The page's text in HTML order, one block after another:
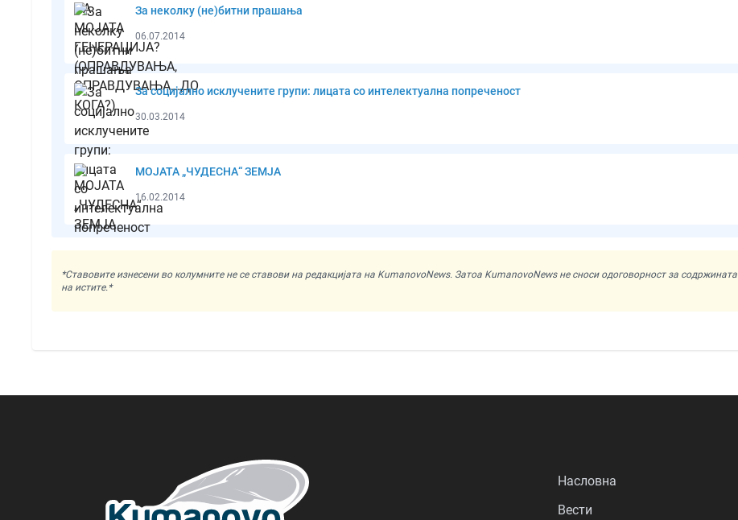
За неколку (не)битни прашања
06.07.2014
За социјално исклучените групи: лицата со интелектуална попреченост
30.03.2014
МОЈАТА „ЧУДЕСНА“ ЗЕМЈА
16.02.2014
*Ставовите изнесени во колумните не се ставови на редакцијата на KumanovoNews. Затоа KumanovoNews не сноси одоговорност за содржината
на истите.*
Насловна
Вести